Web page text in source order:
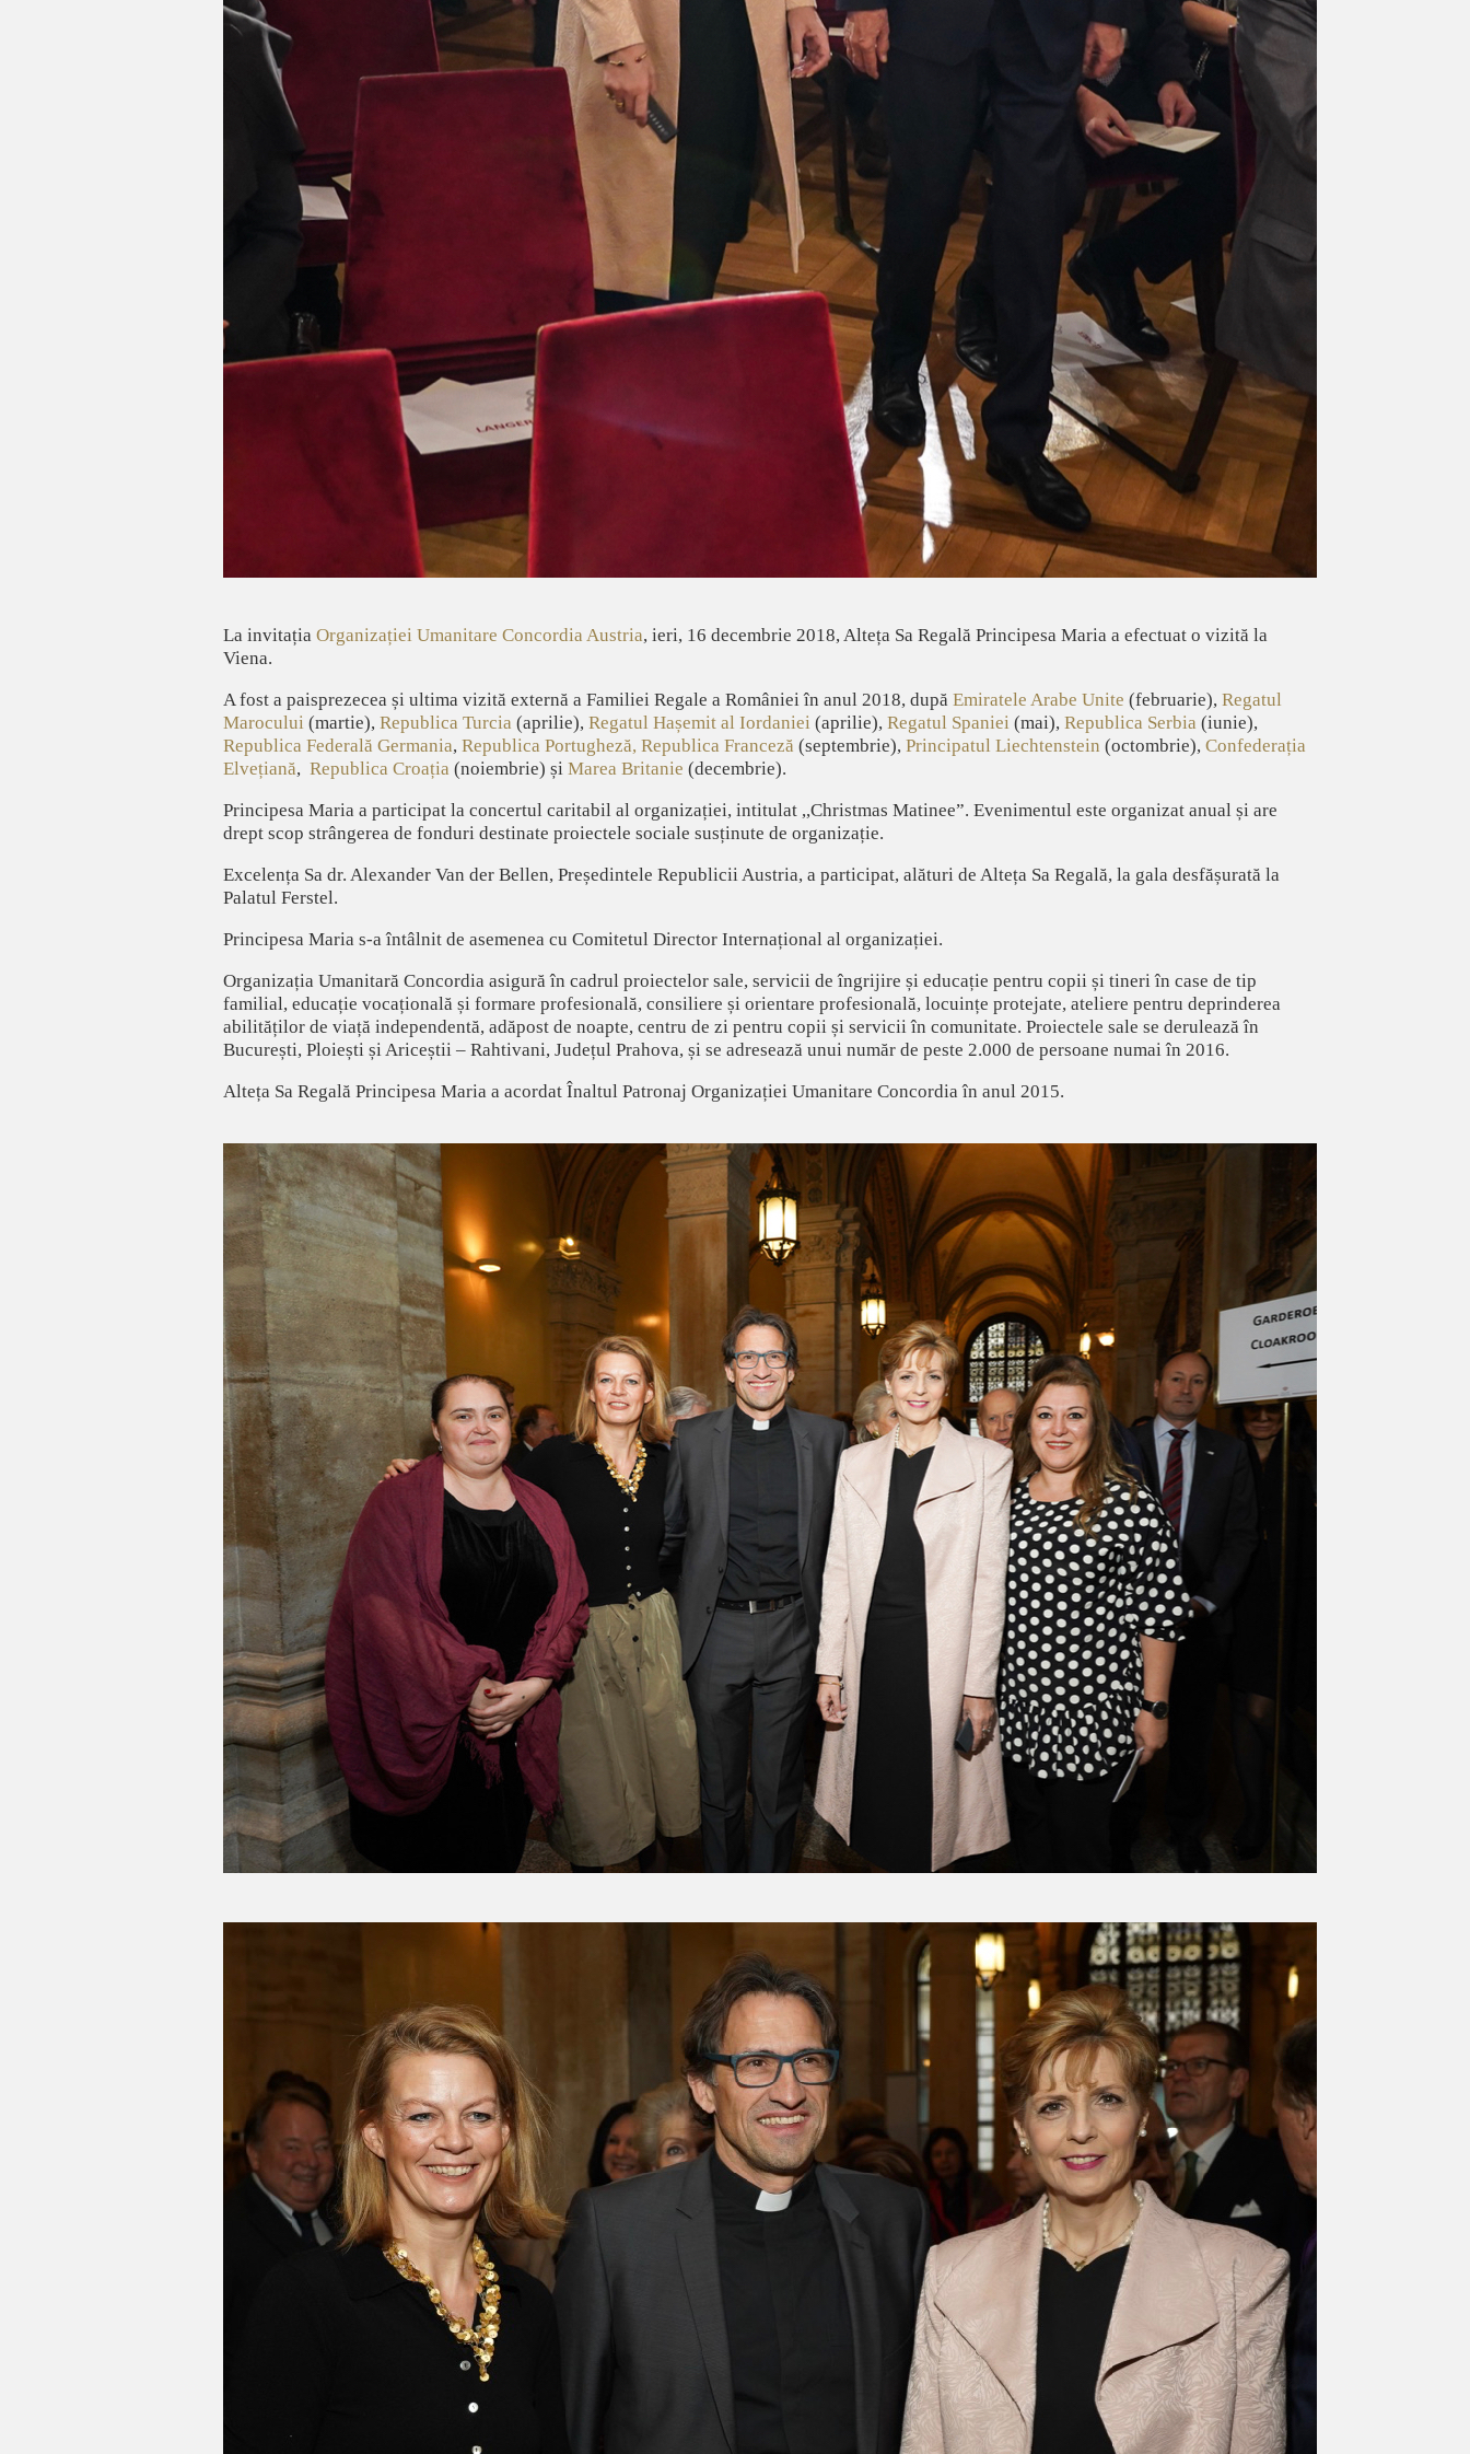
La invitația Organizației Umanitare Concordia Austria, ieri, 16 decembrie 2018, Alteța Sa Regală Principesa Maria a efectuat o vizită la
Viena.
A fost a paisprezecea și ultima vizită externă a Familiei Regale a României în anul 2018, după Emiratele Arabe Unite (februarie), Regatul
Marocului (martie), Republica Turcia (aprilie), Regatul Hașemit al Iordaniei (aprilie), Regatul Spaniei (mai), Republica Serbia (iunie),
Republica Federală Germania, Republica Portugheză, Republica Franceză (septembrie), Principatul Liechtenstein (octombrie), Confederația
Elvețiană, Republica Croația (noiembrie) și Marea Britanie (decembrie).
Principesa Maria a participat la concertul caritabil al organizației, intitulat ,,Christmas Matinee”. Evenimentul este organizat anual și are
drept scop strângerea de fonduri destinate proiectele sociale susținute de organizație.
Excelența Sa dr. Alexander Van der Bellen, Președintele Republicii Austria, a participat, alături de Alteța Sa Regală, la gala desfășurată la
Palatul Ferstel.
Principesa Maria s-a întâlnit de asemenea cu Comitetul Director Internațional al organizației.
Organizația Umanitară Concordia asigură în cadrul proiectelor sale, servicii de îngrijire și educație pentru copii și tineri în case de tip
familial, educație vocațională și formare profesională, consiliere și orientare profesională, locuințe protejate, ateliere pentru deprinderea
abilităților de viață independentă, adăpost de noapte, centru de zi pentru copii și servicii în comunitate. Proiectele sale se derulează în
București, Ploiești și Ariceștii – Rahtivani, Județul Prahova, și se adresează unui număr de peste 2.000 de persoane numai în 2016.
Alteța Sa Regală Principesa Maria a acordat Înaltul Patronaj Organizației Umanitare Concordia în anul 2015.